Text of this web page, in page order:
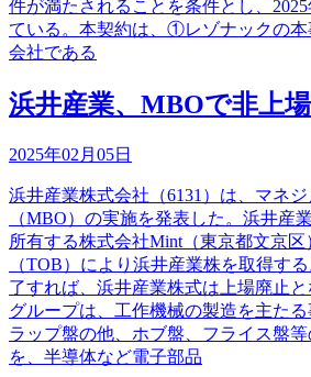
件が満たされることを条件とし、
ている。本契約は、①レゾナックの
会社である
浜井産業、MBOで非上
2025年02月05日
浜井産業株式会社（6131）は、マネ
（MBO）の実施を発表した。浜井産
所有する株式会社Mint（東京都文京
（TOB）により浜井産業株を取得す
了すれば、浜井産業株式は上場廃止
グループは、工作機械の製造を主た
ラップ盤の他、ホブ盤、フライス盤
を、半導体など電子部品